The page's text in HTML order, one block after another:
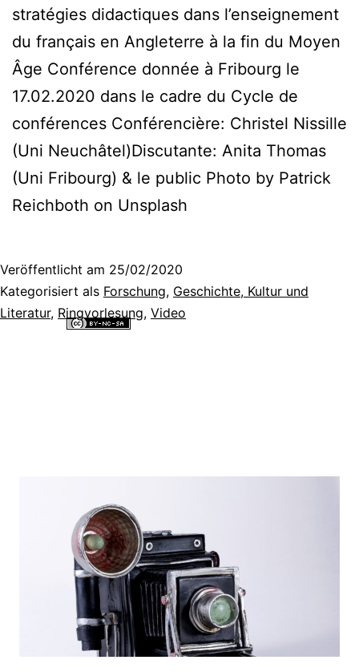
stratégies didactiques dans l’enseignement
du français en Angleterre à la fin du Moyen
Âge Conférence donnée à Fribourg le
17.02.2020 dans le cadre du Cycle de
conférences Conférencière: Christel Nissille
(Uni Neuchâtel)Discutante: Anita Thomas
(Uni Fribourg) & le public Photo by Patrick
Reichboth on Unsplash
Veröffentlicht am 25/02/2020
Kategorisiert als Forschung, Geschichte, Kultur und
Literatur, Ringvorlesung, Video